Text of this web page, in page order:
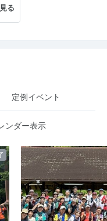
る
定例イベント
ンダー表示